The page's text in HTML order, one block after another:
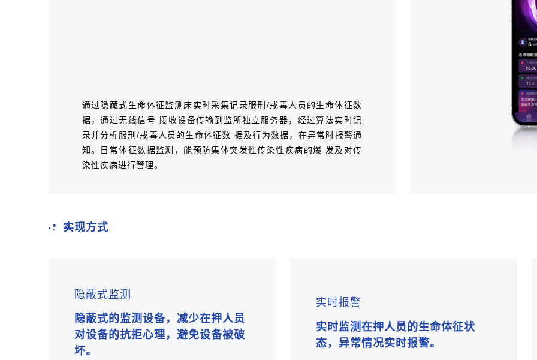
通过隐藏式生命体征监测床实时采集记录服刑/戒毒人员的生命体征数
据，通过无线信号 接收设备传输到监所独立服务器，经过算法实时记
录并分析服刑/戒毒人员的生命体征数 据及行为数据，在异常时报警通
知。日常体征数据监测，能预防集体突发性传染性疾病的爆 发及对传
染性疾病进行管理。
实现方式
隐蔽式监测
隐蔽式的监测设备，减少在押人员
对设备的抗拒心理，避免设备被破
坏。
实时报警
实时监测在押人员的生命体征状
态，异常情况实时报警。